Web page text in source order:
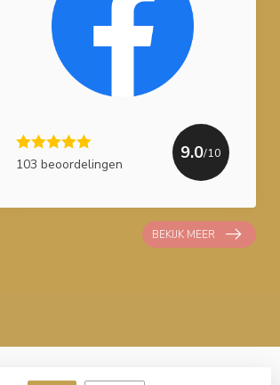
103 beoordelingen
9.0/10
BEKIJK MEER